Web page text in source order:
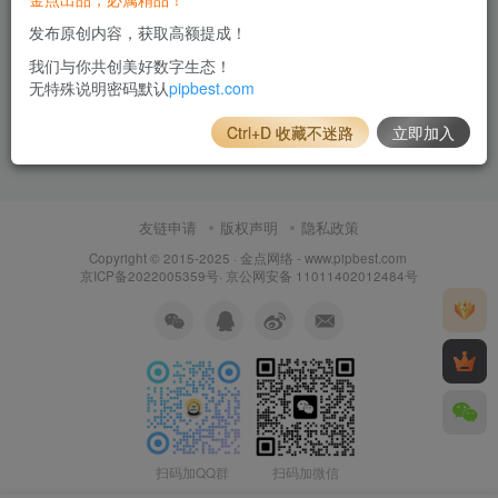
友链申请 版权声明 隐私政策
Copyright © 2015-2025 · 金点网络 - www.pipbest.com
京ICP备2022005359号· 京公网安备 11011402012484号
扫码加QQ群 扫码加微信
发布原创内容，获取高额提成！
我们与你共创美好数字生态！
无特殊说明密码默认pipbest.com
Ctrl+D 收藏不迷路 立即加入